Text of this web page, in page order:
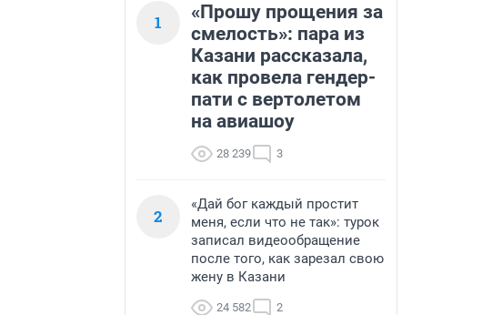
1
«Прошу прощения за
смелость»: пара из
Казани рассказала,
как провела гендер-
пати с вертолетом
на авиашоу
28 239 3
2
«Дай бог каждый простит
меня, если что не так»: турок
записал видеообращение
после того, как зарезал свою
жену в Казани
24 582 2